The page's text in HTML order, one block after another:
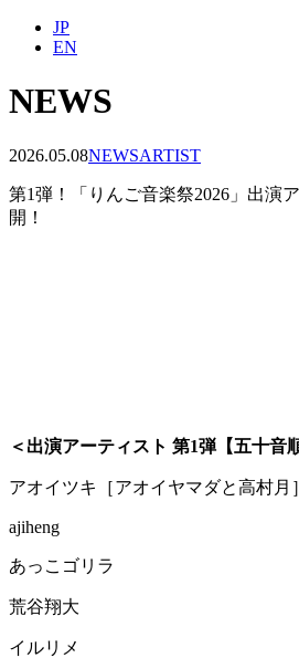
JP
EN
NEWS
2026.05.08NEWSARTIST
第1弾！「りんご音楽祭2026」出演
開！
＜出演アーティスト 第1弾【五十音
アオイツキ［アオイヤマダと高村月］
ajiheng
あっこゴリラ
荒谷翔大
イルリメ